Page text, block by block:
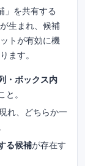
」を共有する
生まれ、候補
トが有効に機
ます。
・ボックス内
と。
れ、どちらか一
る候補が存在す